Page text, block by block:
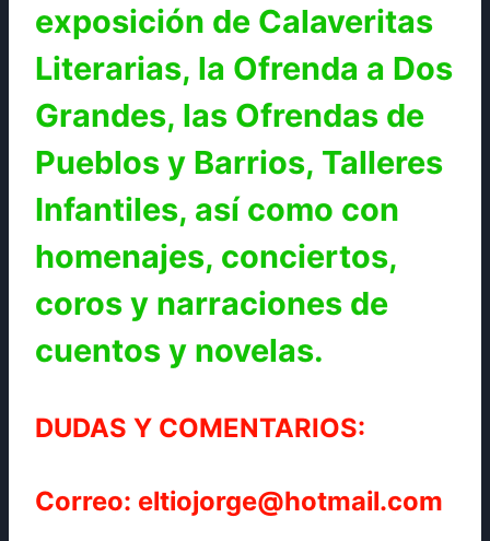
exposición de Calaveritas
Literarias, la Ofrenda a Dos
Grandes, las Ofrendas de
Pueblos y Barrios, Talleres
Infantiles, así como con
homenajes, conciertos,
coros y narraciones de
cuentos y novelas.
DUDAS Y COMENTARIOS:
Correo: eltiojorge@hotmail.com